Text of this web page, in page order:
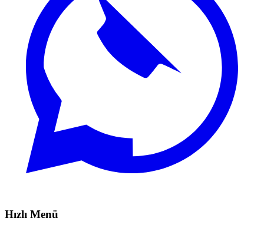
Hızlı Menü